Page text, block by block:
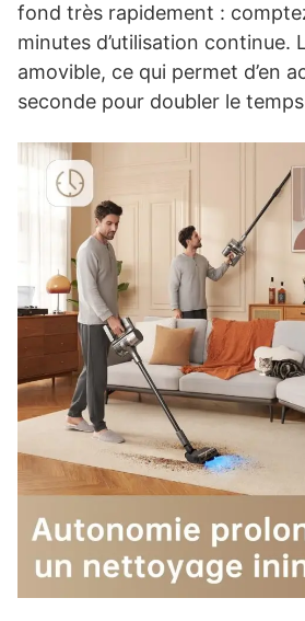
fond très rapidement :
minutes d’utilisation continue.
amovible, ce qui permet d’en
seconde pour doubler le temps